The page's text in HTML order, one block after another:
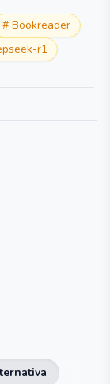
# Bookreader
r1